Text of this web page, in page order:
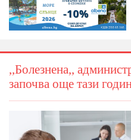
,,Болезнена,,
започва още тази